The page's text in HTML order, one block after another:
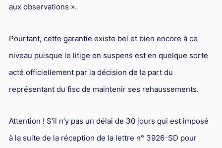
aux observations ».
Pourtant, cette garantie existe bel et bien encore à ce
niveau puisque le litige en suspens est en quelque sorte
acté officiellement par la décision de la part du
représentant du fisc de maintenir ses rehaussements.
Attention ! S’il n’y pas un délai de 30 jours qui est imposé
à la suite de la réception de la lettre n° 3926-SD pour